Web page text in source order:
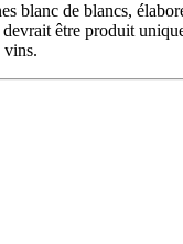
blanc de blancs,
être produit
vins.